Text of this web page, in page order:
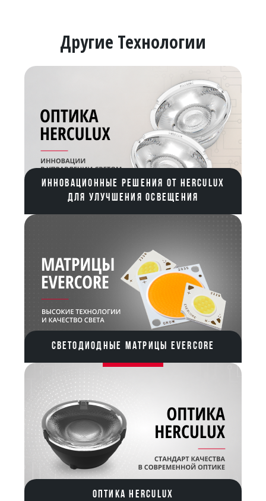
Другие Технологии
ИННОВАЦИОННЫЕ РЕШЕНИЯ ОТ HERCULUX
ДЛЯ УЛУЧШЕНИЯ ОСВЕЩЕНИЯ
СВЕТОДИОДНЫЕ МАТРИЦЫ EVERCORE
ОПТИКА HERCULUX